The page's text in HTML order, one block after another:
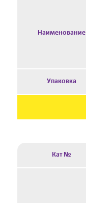
Наименование
Упаковка
Кат №